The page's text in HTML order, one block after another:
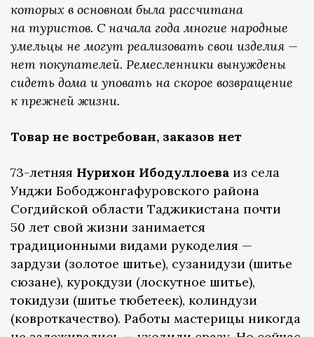
которых в основном была рассчитана
на туристов. С начала года многие народные
умельцы не могут реализовать свои изделия —
нет покупателей. Ремесленники вынуждены
сидеть дома и уповать на скорое возвращение
к прежней жизни.
Товар не востребован, заказов нет
73-летняя Нурихон Ибодуллоева из села
Унджи Бободжонгафуровского района
Согдийской области Таджикистана почти
50 лет свой жизни занимается
традиционными видами рукоделия —
зардузи (золотое шитье), сузанидузи (шитье
сюзане), курокдузи (лоскутное шитье),
токидузи (шитье тюбетеек), колиндузи
(ковроткачество). Работы мастерицы никогда